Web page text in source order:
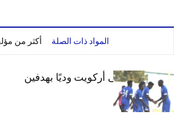
المواد ذات الصلة أكثر من
الهلال يفوز على أركويت وديًا بهدفين